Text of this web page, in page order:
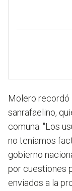
Molero recordó
sanrafaelino,
comuna. "Los
no teníamos
gobierno
por cuestiones
enviados a la